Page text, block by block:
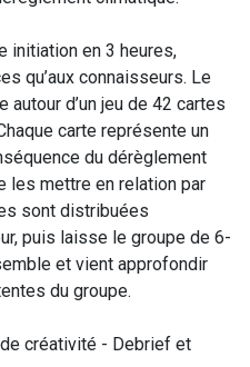
initiation en 3 heures,
qu’aux connaisseurs. Le
autour d’un jeu de 42 cartes
carte représente un
du dérèglement
les mettre en relation par
sont distribuées
puis laisse le groupe de 6-
et vient approfondir
du groupe.
créativité - Debrief et